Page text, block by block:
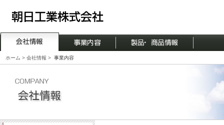
ホーム > 会社情報 > 事業内容